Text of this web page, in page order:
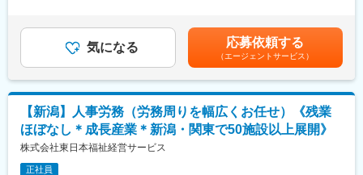
※新潟本社に配属／担当エリアは新潟県内を想定しています。
人と接点を取り、入念に希望をヒアリングして同社の施設を提案
していくという流れになります。そのため現状は紹介会社への営
業が中心となり、代理店営業のようなスタイルが中心となってい
ます。その他個人への直接提案も行います。
新しい営業手法を検討いただく可能性もあります。
＞※上記年収には賞与を含みます。※給与詳細は、経験・資格・前
職給与を考慮し決定します。■昇給：年1回（4月）■賞与：年2回
（7月、12月）賃金はあくまでも目安の金額であり、選考を通じ
て上下する可能性があります。月給(月額)は固定手当を含めた表記
です。
気になる 応募依頼する
（エージェントサービス）
【新潟】人事労務（労務周りを幅広くお任せ）《残業
ほぼなし＊成長産業＊新潟・関東で50施設以上展開》
株式会社東日本福祉経営サービス
正社員